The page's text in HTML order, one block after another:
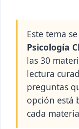
Este tema
Psicología
las 30
lectura
preguntas
opción está
cada